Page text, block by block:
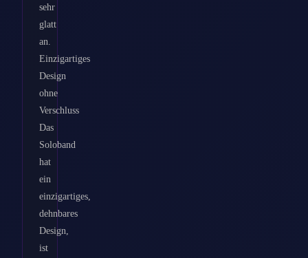
sehr
glatt
an.
Einzigartiges
Design
ohne
Verschluss
Das
Soloband
hat
ein
einzigartiges,
dehnbares
Design,
ist